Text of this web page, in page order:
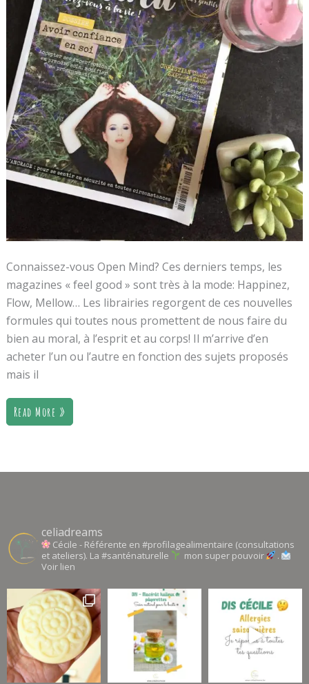
Connaissez-vous Open Mind? Ces derniers temps, les
magazines « feel good » sont très à la mode: Happinez,
Flow, Mellow… Les librairies regorgent de ces nouvelles
formules qui toutes nous promettent de nous faire du
bien au moral, à l’esprit et au corps! Il m’arrive d’en
acheter l’un ou l’autre en fonction des sujets proposés
mais il
Read More »
celiadreams
Cécile - Référente en #profilagealimentaire (consultations
et ateliers). La #santénaturelle
mon super pouvoir
.
Voir lien